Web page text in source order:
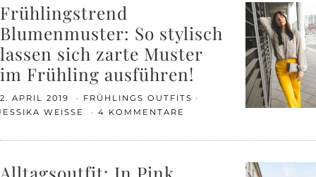
Frühlingstrend
Blumenmuster: So stylisch
lassen sich zarte Muster
im Frühling ausführen!
2. APRIL 2019
FRÜHLINGS OUTFITS
WEISSE
4 KOMMENTARE